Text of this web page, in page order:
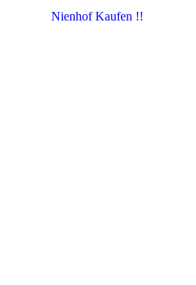
Nienhof Kaufen !!